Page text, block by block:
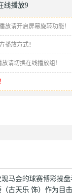
线播放9
放请开启屏幕旋转功能！
播放方式！
请切换在线播放组！
马会的球赛博彩操
古天乐 饰）作为目